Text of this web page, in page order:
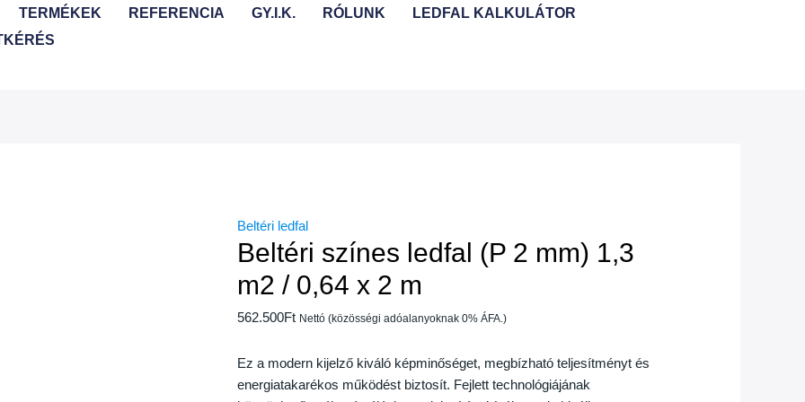
TERMÉKEK REFERENCIA GY.I.K. RÓLUNK
LEDFAL KALKULÁTOR
Beltéri ledfal
Beltéri színes ledfal (P 2 mm) 1,3
m2 / 0,64 x 2 m
562.500Ft Nettó (közösségi adóalanyoknak 0% ÁFA.)
Ez a modern kijelző kiváló képminőséget, megbízható teljesítményt és
energiatakarékos működést biztosít. Fejlett technológiájának